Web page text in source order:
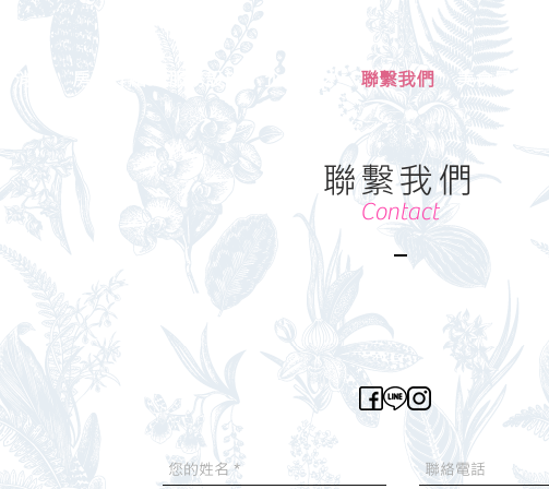
消息 房型介紹 服務設施 企業徵才 聯繫我們 美食景點
Contact
​聯繫我們